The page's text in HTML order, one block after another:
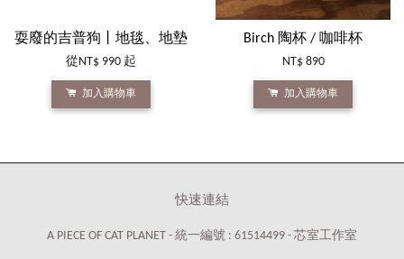
耍廢的吉普狗丨地毯、地墊
從 NT$ 990 起
加入購物車
Birch 陶杯 / 咖啡杯
NT$ 890
加入購物車
快速連結
A PIECE OF CAT PLANET - 統一編號 : 61514499 - 芯室工作室